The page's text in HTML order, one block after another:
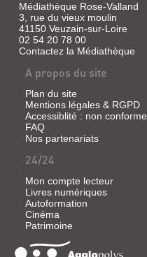
Médiathèque Rose-Valland
3, rue du vieux moulin
41150 Veuzain-sur-Loire
02 54 20 78 00
Contactez la Médiathèque
A propos du site
Plan du site
Mentions légales & RGPD
Accessiblité : non conforme
FAQ
Nos partenariats
24/24
Mon compte lecteur
Livres numériques
Autoformation
Cinéma
Patrimoine